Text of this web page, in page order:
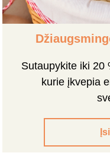
Sutaupykite iki 20
kurie įkvepia